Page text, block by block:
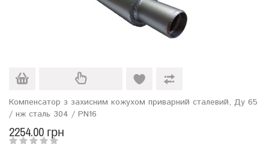
Компенсатор з захисним кожухом приварний сталевий, Ду 65
/ нж сталь 304 / PN16
2254.00 грн